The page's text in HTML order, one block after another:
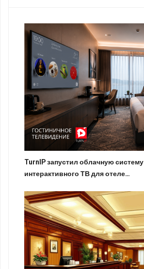
TurnIP запустил облачную систему
интерактивного ТВ для отеле…